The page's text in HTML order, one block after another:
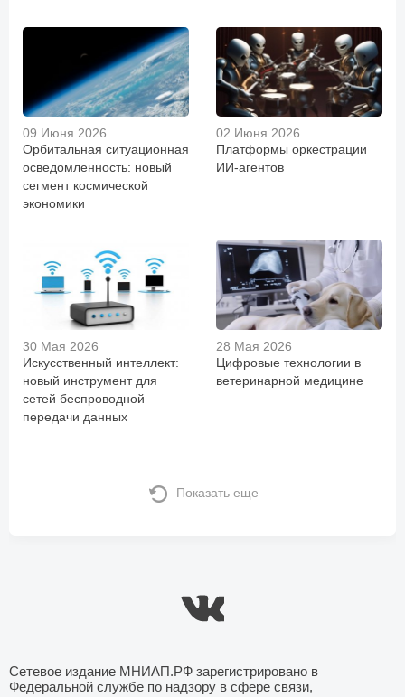
09 Июня 2026
Орбитальная ситуационная
осведомленность: новый
сегмент космической
экономики
02 Июня 2026
Платформы оркестрации
ИИ-агентов
30 Мая 2026
Искусственный интеллект:
новый инструмент для
сетей беспроводной
передачи данных
28 Мая 2026
Цифровые технологии в
ветеринарной медицине
Показать еще
Сетевое издание МНИАП.РФ зарегистрировано в
Федеральной службе по надзору в сфере связи,